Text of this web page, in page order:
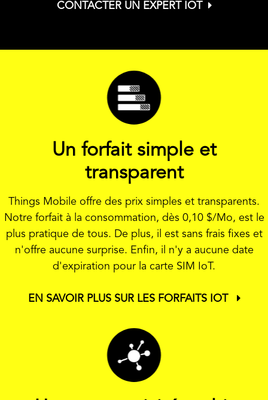
CONTACTER UN EXPERT IOT
Un forfait simple et
transparent
Things Mobile offre des prix simples et transparents.
Notre forfait à la consommation, dès 0,10 $/Mo, est le
plus pratique de tous. De plus, il est sans frais fixes et
n'offre aucune surprise. Enfin, il n'y a aucune date
d'expiration pour la carte SIM IoT.
EN SAVOIR PLUS SUR LES FORFAITS IOT